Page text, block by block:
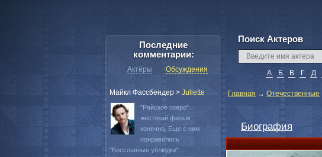
Поиск Актеров
А Б В Г Д
Главная → Отечественные
Биография
Последние
комментарии:
Актёры Обсуждения
Майкл Фассбендер > Juliette
"Райское озеро"
жестокий фильм
конечно. Еще с ним
понравились
"Бесславные ублюдки"...